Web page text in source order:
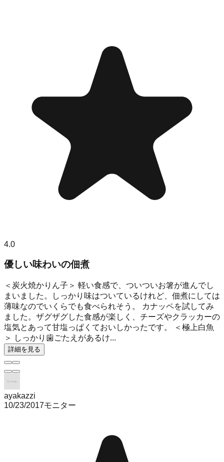
4.0
優しい味わいの佃煮
＜炭火焼かりん子＞ 軽い食感で、ついついお箸が進んでし
まいました。しっかり味はついているけれど、佃煮にしては
薄味なのでいくらでも食べられそう。 カナッペを試してみ
ました。ザグザグした食感が楽しく、チーズやクラッカーの
塩気とあって甘塩っぱくておいしかったです。 ＜極上白魚
＞ しっかり歯ごたえがあるけ...
詳細を見る
ayakazzi
10/23/2017モニター